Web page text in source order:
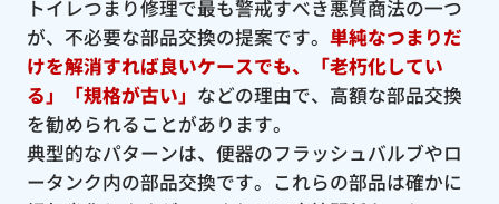
トイレつまり修理で最も警戒すべき悪質商法の一つ
が、不必要な部品交換の提案です。 単純なつまりだ
けを解消すれば良いケースでも、「老朽化してい
る」「規格が古い」 などの理由で、高額な部品交換
を勧められることがあります。
典型的なパターンは、便器のフラッシュバルブやロ
ータンク内の部品交換です。これらの部品は確かに